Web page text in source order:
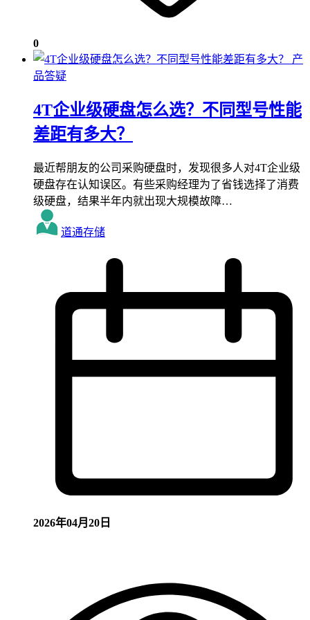
0
产
品答疑
4T企业级硬盘怎么选？不同型号性能
差距有多大？
最近帮朋友的公司采购硬盘时，发现很多人对4T企业级
硬盘存在认知误区。有些采购经理为了省钱选择了消费
级硬盘，结果半年内就出现大规模故障…
道通存储
2026年04月20日